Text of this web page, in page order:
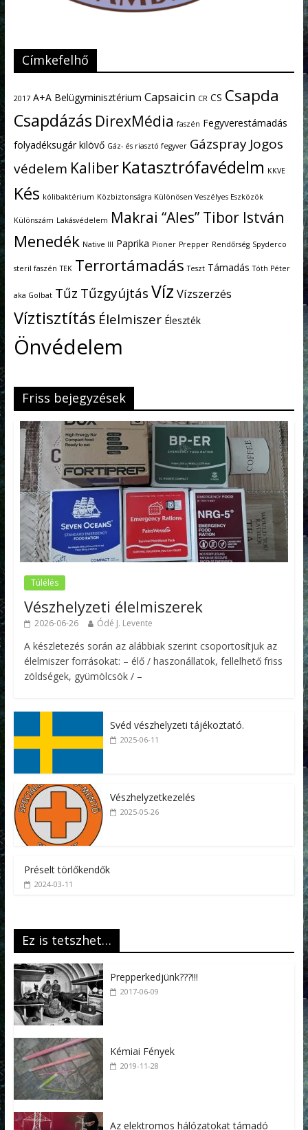
Címkefelhő
2017 A+A Belügyminisztérium Capsaicin CR CS Csapda
Csapdázás DirexMédia faszén Fegyverestámadás
folyadéksugár kilövő Gáz- és riasztó fegyver Gázspray Jogos
védelem Kaliber Katasztrófavédelm KKVE
Kés kólibaktérium Közbiztonságra Különösen Veszélyes Eszközök
Különszám Lakásvédelem Makrai “Ales” Tibor István
Menedék Native III Paprika Pioner Prepper Rendőrség Spyderco
steril faszén TEK Terrortámadás Teszt Támadás Tóth Péter
aka Golbat Tűz TűzgyújtásVíz Vízszerzés
Víztisztítás Élelmiszer Éleszték
Önvédelem
Friss bejegyzések
Túlélés
Vészhelyzeti élelmiszerek
2026-06-26 Ódé J. Levente
A készletezés során az alábbiak szerint csoportosítjuk az
élelmiszer forrásokat: – élő / haszonállatok, fellelhető friss
zöldségek, gyümölcsök / –
Svéd vészhelyzeti tájékoztató.
2025-06-11
Vészhelyzetkezelés
2025-05-26
Préselt törlőkendők
2024-03-11
Ez is tetszhet…
Prepperkedjünk???!!!
2017-06-09
Kémiai Fények
2019-11-28
Az elektromos hálózatokat támadó